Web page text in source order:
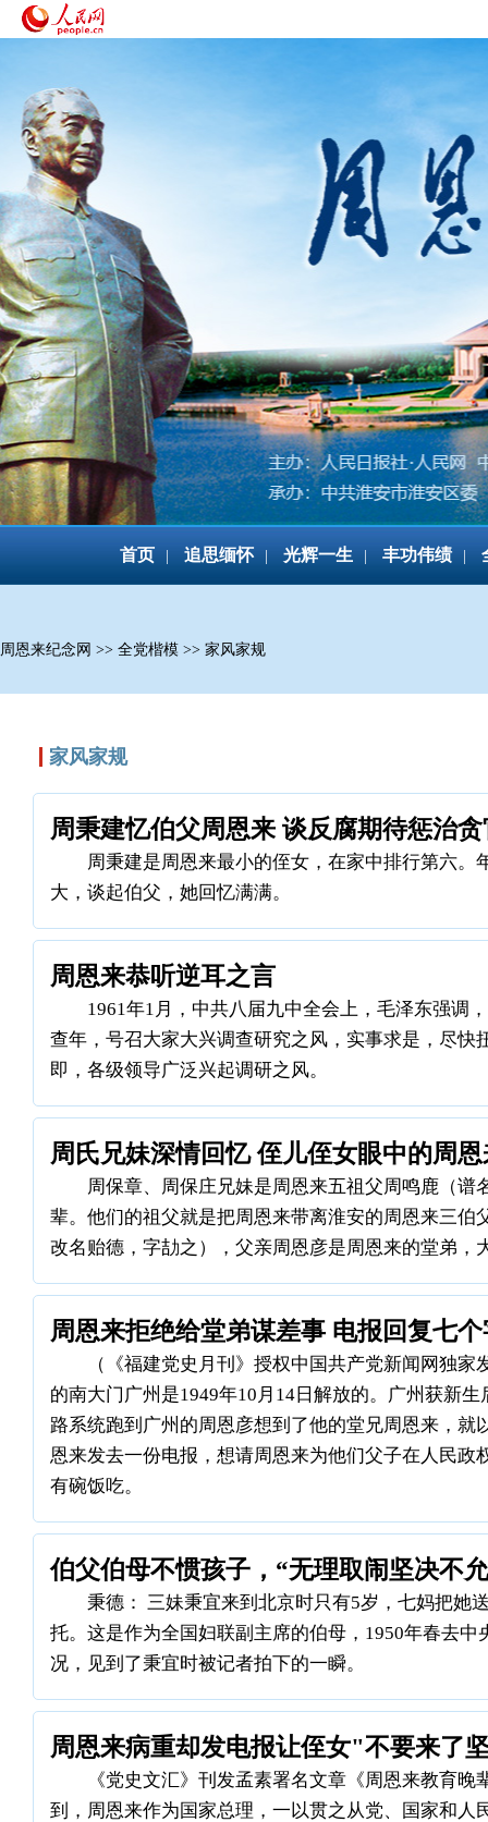
首页 追思缅怀 光辉一生 丰功伟绩
周恩来纪念网 >> 全党楷模 >> 家风家规
家风家规
周秉建忆伯父周恩来 谈反腐期待惩治贪
周秉建是周恩来最小的侄女，在家中排行第六。
大，谈起伯父，她回忆满满。
周恩来恭听逆耳之言
1961年1月，中共八届九中全会上，毛泽东强调
查年，号召大家大兴调查研究之风，实事求是，尽快
即，各级领导广泛兴起调研之风。
周氏兄妹深情回忆 侄儿侄女眼中的周
周保章、周保庄兄妹是周恩来五祖父周鸣鹿（谱
辈。他们的祖父就是把周恩来带离淮安的周恩来三伯
改名贻德，字劼之），父亲周恩彦是周恩来的堂弟，
周恩来拒绝给堂弟谋差事 电报回复七个
（《福建党史月刊》授权中国共产党新闻网独家
的南大门广州是1949年10月14日解放的。广州获新
路系统跑到广州的周恩彦想到了他的堂兄周恩来，就
恩来发去一份电报，想请周恩来为他们父子在人民政
有碗饭吃。
伯父伯母不惯孩子，“无理取闹坚决不
秉德： 三妹秉宜来到北京时只有5岁，七妈把她
托。这是作为全国妇联副主席的伯母，1950年春去中
况，见到了秉宜时被记者拍下的一瞬。
周恩来病重却发电报让侄女"不要来了
《党史文汇》刊发孟素署名文章《周恩来教育晚
到，周恩来作为国家总理，一以贯之从党、国家和人